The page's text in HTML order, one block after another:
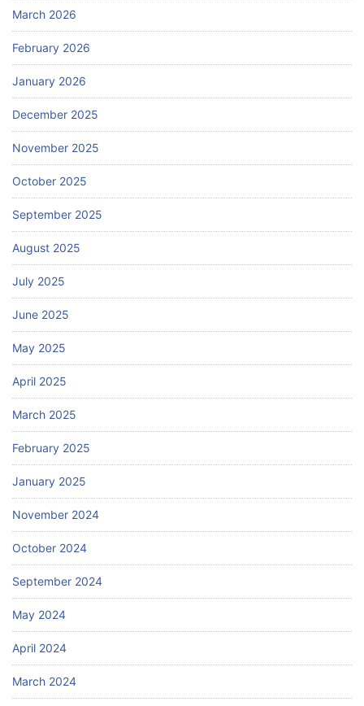
March 2026
February 2026
January 2026
December 2025
November 2025
October 2025
September 2025
August 2025
July 2025
June 2025
May 2025
April 2025
March 2025
February 2025
January 2025
November 2024
October 2024
September 2024
May 2024
April 2024
March 2024